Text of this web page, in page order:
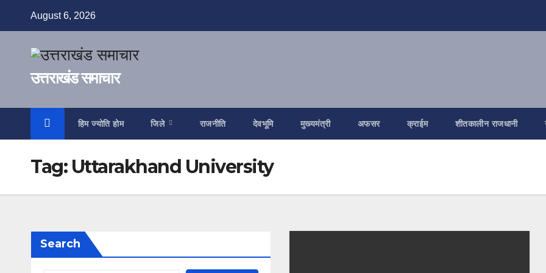
August 6, 2026
उत्तराखंड समाचार
हिम ज्योति होम जिले राजनीति देवभूमि मुख्यमंत्री अफसर क्राईम शीतकालीन राजधानी
Tag: Uttarakhand University
Search